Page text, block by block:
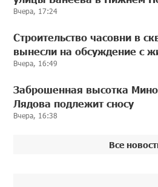
Вчера, 17:24
Строительство часовни в
вынесли на обсуждение с
Вчера, 16:49
Заброшенная высотка
Лядова подлежит сносу
Вчера, 16:38
Все